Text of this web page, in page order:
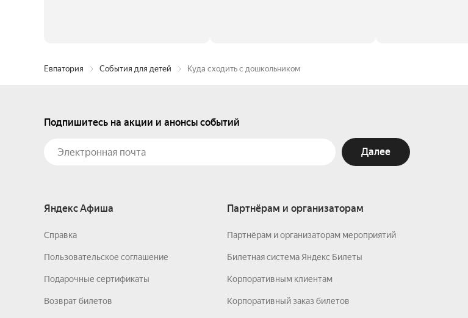
Евпатория События для детей Куда сходить с дошкольником
Подпишитесь на акции и анонсы событий
Далее
Яндекс Афиша
Справка
Пользовательское соглашение
Подарочные сертификаты
Возврат билетов
Партнёрам и организаторам
Партнёрам и организаторам мероприятий
Билетная система Яндекс Билеты
Корпоративным клиентам
Корпоративный заказ билетов